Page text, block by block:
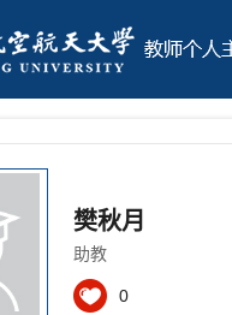
樊秋月
助教
0